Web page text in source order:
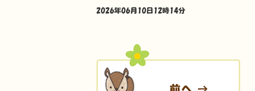
2026年06月10日12時14分